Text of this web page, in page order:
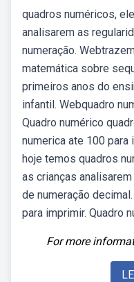
quadros numéricos,
analisarem as
numeração.
matemática sobre
primeiros anos do
infantil. Webquadro
Quadro numérico
numerica ate 100 para
hoje temos quadros
as crianças
de numeração
para imprimir. Quadro
For more